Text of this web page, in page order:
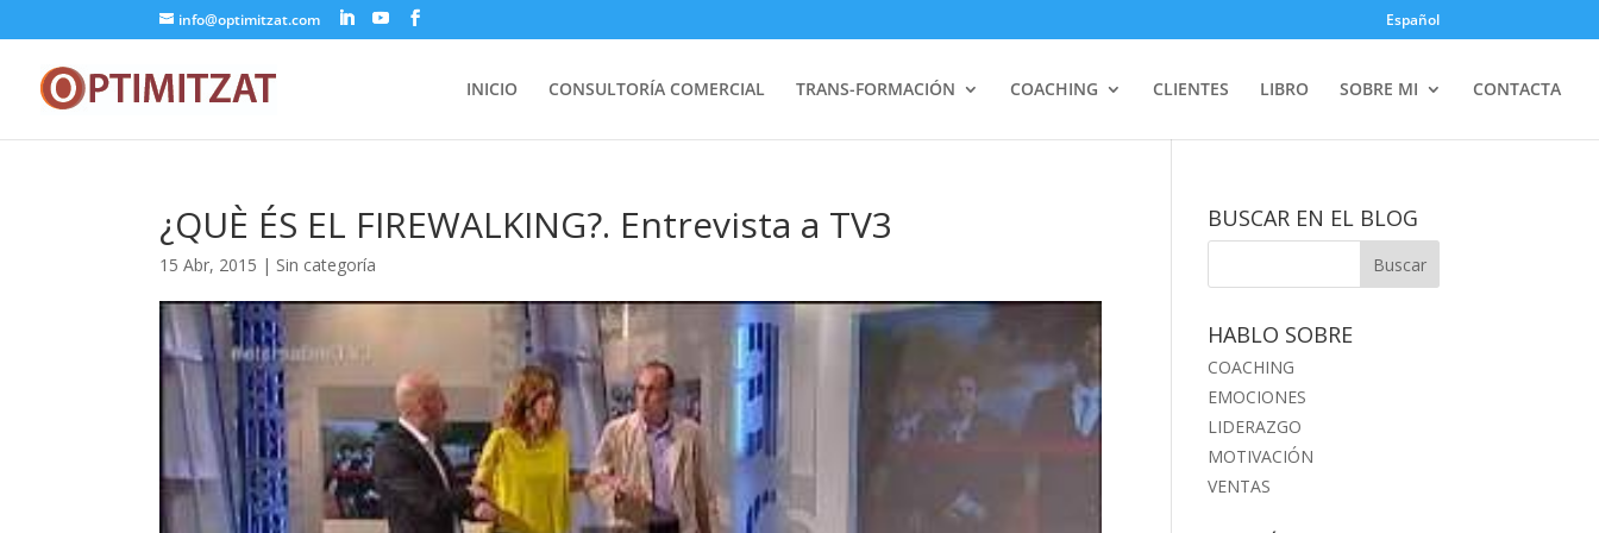
info@optimitzat.com Español
INICIO CONSULTORÍA COMERCIAL TRANS-FORMACIÓN COACHING CLIENTES LIBRO SOBRE MI CONTACTA
¿QUÈ ÉS EL FIREWALKING?. Entrevista a TV3
15 Abr, 2015 | Sin categoría
BUSCAR EN EL BLOG
HABLO SOBRE
COACHING
EMOCIONES
LIDERAZGO
MOTIVACIÓN
VENTAS